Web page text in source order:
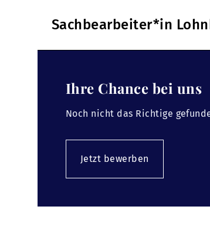
Sachbearbeiter*in
Ihre Chance bei uns
Noch nicht das Richtige
Jetzt bewerben